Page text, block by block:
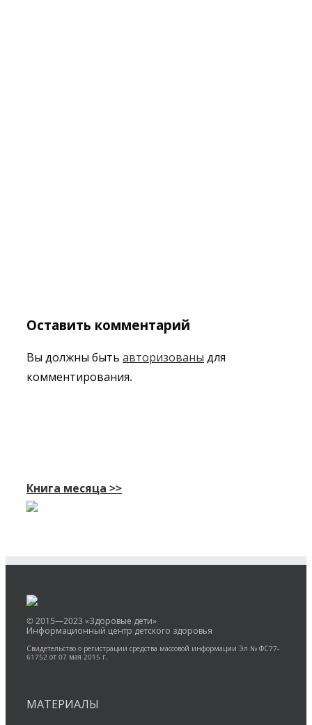
Оставить комментарий
Вы должны быть авторизованы для
комментирования.
Книга месяца >>
© 2015—2023 «Здоровые дети»
Информационный центр детского здоровья
Свидетельство о регистрации средства массовой информации Эл № ФС77-
61752 от 07 мая 2015 г.
МАТЕРИАЛЫ